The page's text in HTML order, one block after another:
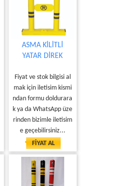
ASMA KİLİTLİ
YATAR DİREK
Fiyat ve stok bilgisi al
mak için iletisim kismi
ndan formu doldurara
k ya da WhatsApp üze
rinden bizimle iletisim
e geçebilirsiniz...
FİYAT AL